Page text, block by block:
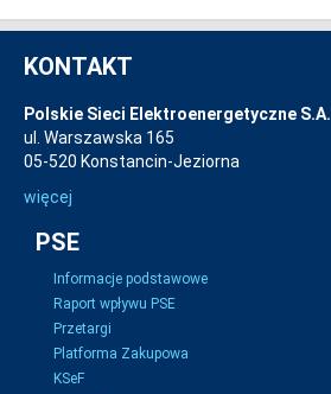
KONTAKT
Polskie Sieci Elektroenergetyczne S.A.
ul. Warszawska 165
05-520 Konstancin-Jeziorna
więcej
PSE
Informacje podstawowe
Raport wpływu PSE
Przetargi
Platforma Zakupowa
KSeF